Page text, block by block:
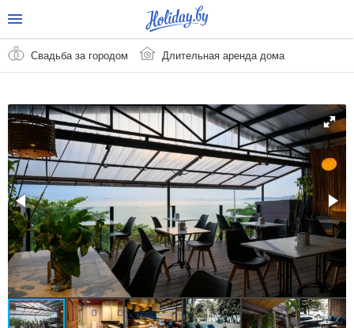
Свадьба за городом Длительная аренда дома